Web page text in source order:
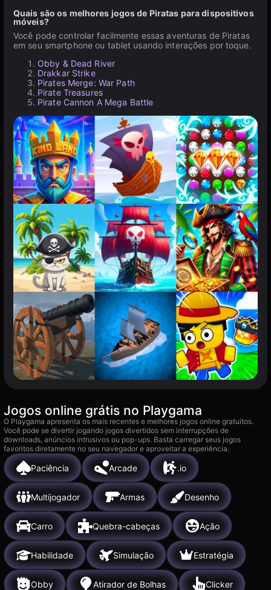
Quais são os melhores jogos de Piratas para dispositivos
móveis?
Você pode controlar facilmente essas aventuras de Piratas
em seu smartphone ou tablet usando interações por toque.
Obby & Dead River
Drakkar Strike
Pirates Merge: War Path
Pirate Treasures
Pirate Cannon A Mega Battle
Jogos online grátis no Playgama
O Playgama apresenta os mais recentes e melhores jogos online gratuitos.
Você pode se divertir jogando jogos divertidos sem interrupções de
downloads, anúncios intrusivos ou pop-ups. Basta carregar seus jogos
favoritos diretamente no seu navegador e aproveitar a experiência.
Paciência Arcade .io
Multijogador Armas Desenho
Carro Quebra-cabeças Ação
Habilidade Simulação Estratégia
Obby Atirador de Bolhas Clicker